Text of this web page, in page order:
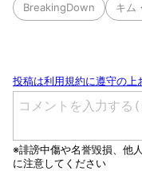
BreakingDown キム